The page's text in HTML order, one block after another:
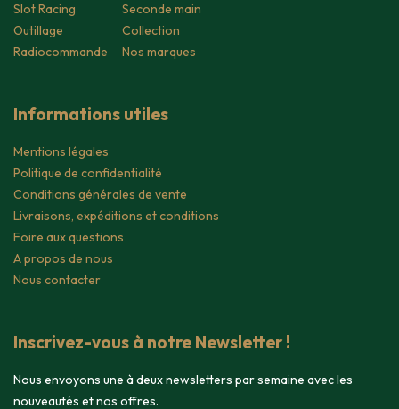
Slot Racing
Outillage
Radiocommande
Seconde main
Collection
Nos marques
Informations utiles
Mentions légales
Politique de confidentialité
Conditions générales de vente
Livraisons, expéditions et conditions
Foire aux questions
A propos de nous
Nous contacter
Inscrivez-vous à notre Newsletter !
Nous envoyons une à deux newsletters par semaine avec les
nouveautés et nos offres.